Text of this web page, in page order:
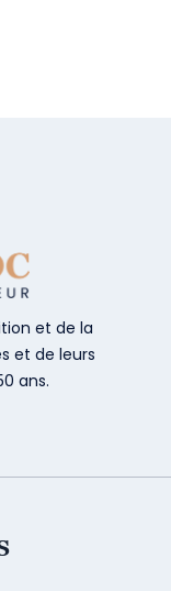
et de la
et de leurs
ans.